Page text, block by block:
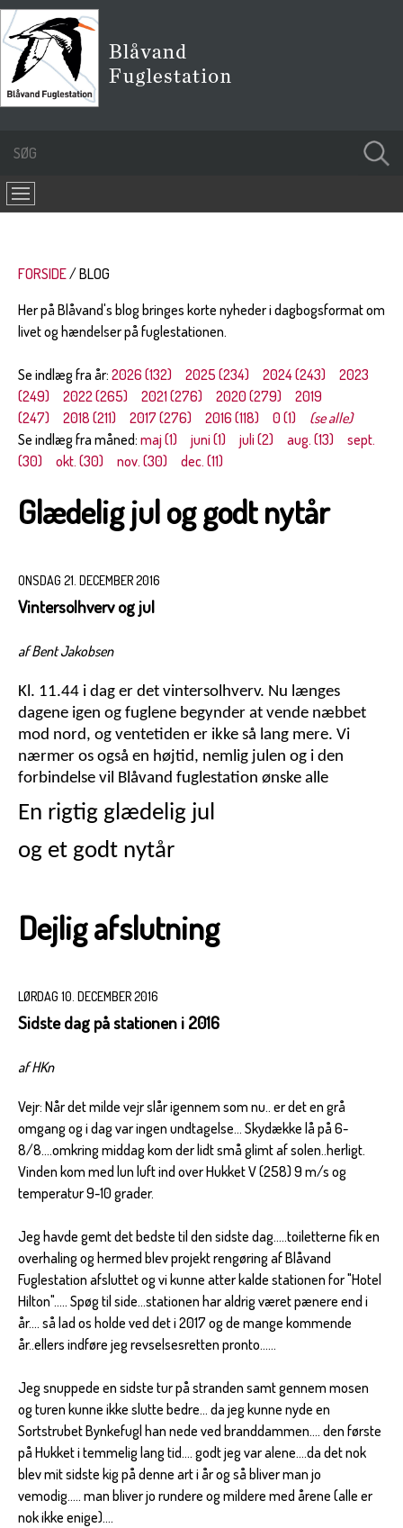
FORSIDE
BLOG
Her på Blåvand's blog bringes korte nyheder i dagbogsformat om
livet og hændelser på fuglestationen.
Se indlæg fra år: 2026 (132) 2025 (234) 2024 (243)
2023
(249)
2022 (265) 2021 (276) 2020 (279)
2019
(247)
2018 (211) 2017 (276) 2016 (118) 0 (1)
(se alle)
Se indlæg fra måned: maj (1) juni (1) juli (2) aug. (13)
sept.
(30)
okt. (30) nov. (30) dec. (11)
Glædelig jul og godt nytår
ONSDAG 21. DECEMBER 2016
Vintersolhverv og jul
af Bent Jakobsen
Kl. 11.44 i dag er det vintersolhverv. Nu længes
dagene igen og fuglene begynder at vende næbbet
mod nord, og ventetiden er ikke så lang mere. Vi
nærmer os også en højtid, nemlig julen og i den
forbindelse vil Blåvand fuglestation ønske alle
En rigtig glædelig jul
og et godt nytår
Dejlig afslutning
LØRDAG 10. DECEMBER 2016
Sidste dag på stationen i 2016
af HKn
Vejr: Når det milde vejr slår igennem som nu.. er det en grå
omgang og i dag var ingen undtagelse... Skydække lå på 6-
8/8....omkring middag kom der lidt små glimt af solen..herligt.
Vinden kom med lun luft ind over Hukket V (258) 9 m/s og
temperatur 9-10 grader.
Jeg havde gemt det bedste til den sidste dag.....toiletterne fik en
overhaling og hermed blev projekt rengøring af Blåvand
Fuglestation afsluttet og vi kunne atter kalde stationen for "Hotel
Hilton"..... Spøg til side...stationen har aldrig været pænere end i
år.... så lad os holde ved det i 2017 og de mange kommende
år..ellers indføre jeg revselsesretten pronto......
Jeg snuppede en sidste tur på stranden samt gennem mosen
og turen kunne ikke slutte bedre... da jeg kunne nyde en
Sortstrubet Bynkefugl han nede ved branddammen.... den første
på Hukket i temmelig lang tid.... godt jeg var alene....da det nok
blev mit sidste kig på denne art i år og så bliver man jo
vemodig..... man bliver jo rundere og mildere med årene (alle er
nok ikke enige)....